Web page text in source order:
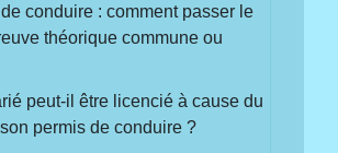
conduire : comment passer le
théorique commune ou
peut-il être licencié à cause du
permis de conduire ?